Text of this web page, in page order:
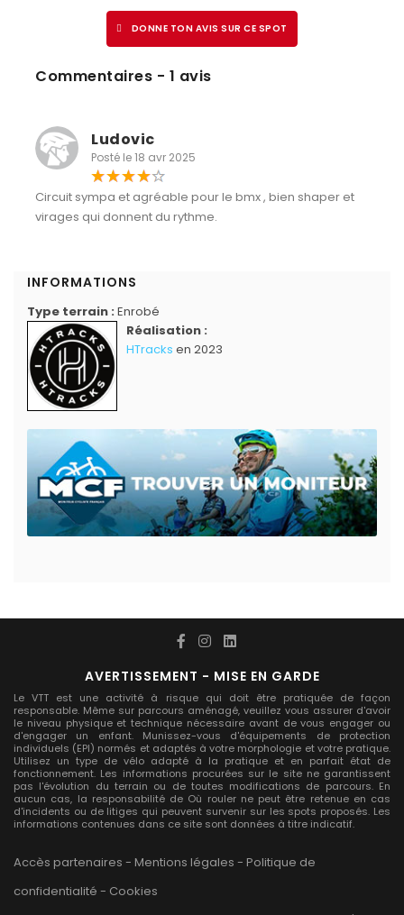
DONNE TON AVIS SUR CE SPOT
Commentaires - 1 avis
Ludovic
Posté le 18 avr 2025
Circuit sympa et agréable pour le bmx , bien shaper et
virages qui donnent du rythme.
INFORMATIONS
Type terrain : Enrobé
Réalisation :
HTracks en 2023
AVERTISSEMENT - MISE EN GARDE
Le VTT est une activité à risque qui doit être pratiquée de façon
responsable. Même sur parcours aménagé, veuillez vous assurer d'avoir
le niveau physique et technique nécessaire avant de vous engager ou
d'engager un enfant. Munissez-vous d'équipements de protection
individuels (EPI) normés et adaptés à votre morphologie et votre pratique.
Utilisez un type de vélo adapté à la pratique et en parfait état de
fonctionnement. Les informations procurées sur le site ne garantissent
pas l'évolution du terrain ou de toutes modifications de parcours. En
aucun cas, la responsabilité de Où rouler ne peut être retenue en cas
d'incidents ou de litiges qui peuvent survenir sur les spots proposés. Les
informations contenues dans ce site sont données à titre indicatif.
Accès partenaires - Mentions légales - Politique de
confidentialité - Cookies